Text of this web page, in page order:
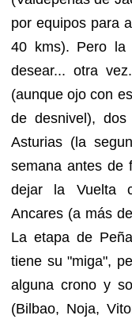
por equipos para
40 kms). Pero la
desear... otra
(aunque ojo con
de desnivel),
Asturias (la
semana antes de
dejar la Vuelta
Ancares (a más
La etapa de
tiene su "miga",
alguna crono y
(Bilbao, Noja,